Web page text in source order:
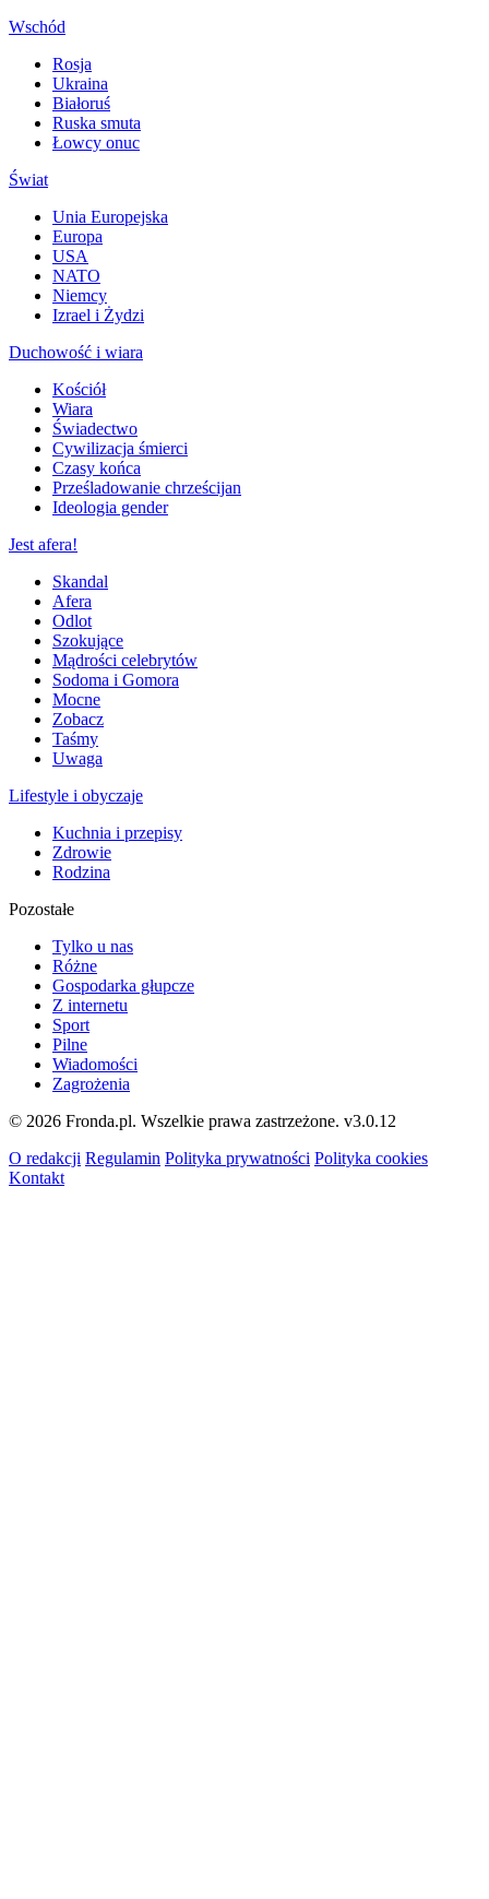
Wschód
Rosja
Ukraina
Białoruś
Ruska smuta
Łowcy onuc
Świat
Unia Europejska
Europa
USA
NATO
Niemcy
Izrael i Żydzi
Duchowość i wiara
Kościół
Wiara
Świadectwo
Cywilizacja śmierci
Czasy końca
Prześladowanie chrześcijan
Ideologia gender
Jest afera!
Skandal
Afera
Odlot
Szokujące
Mądrości celebrytów
Sodoma i Gomora
Mocne
Zobacz
Taśmy
Uwaga
Lifestyle i obyczaje
Kuchnia i przepisy
Zdrowie
Rodzina
Pozostałe
Tylko u nas
Różne
Gospodarka głupcze
Z internetu
Sport
Pilne
Wiadomości
Zagrożenia
© 2026 Fronda.pl. Wszelkie prawa zastrzeżone. v3.0.12
O redakcji Regulamin Polityka prywatności Polityka cookies
Kontakt